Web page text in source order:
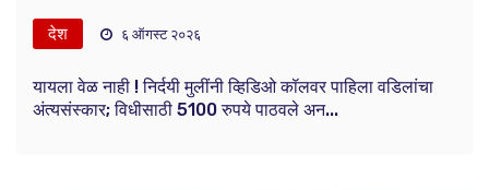
देश ६ ऑगस्ट २०२६
यायला वेळ नाही ! निर्दयी मुलींनी व्हिडिओ कॉलवर पाहिला वडिलांचा
अंत्यसंस्कार; विधीसाठी 5100 रुपये पाठवले अन...